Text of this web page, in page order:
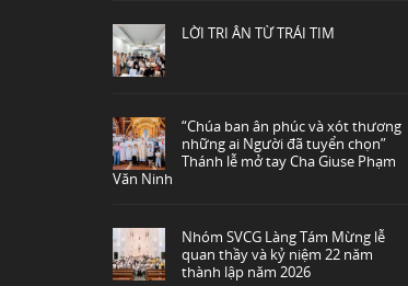
LỜI TRI ÂN TỪ TRÁI TIM
“Chúa ban ân phúc và xót thương
những ai Người đã tuyển chọn”
Thánh lễ mở tay Cha Giuse Phạm
Văn Ninh
Nhóm SVCG Làng Tám Mừng lễ
quan thầy và kỷ niệm 22 năm
thành lập năm 2026